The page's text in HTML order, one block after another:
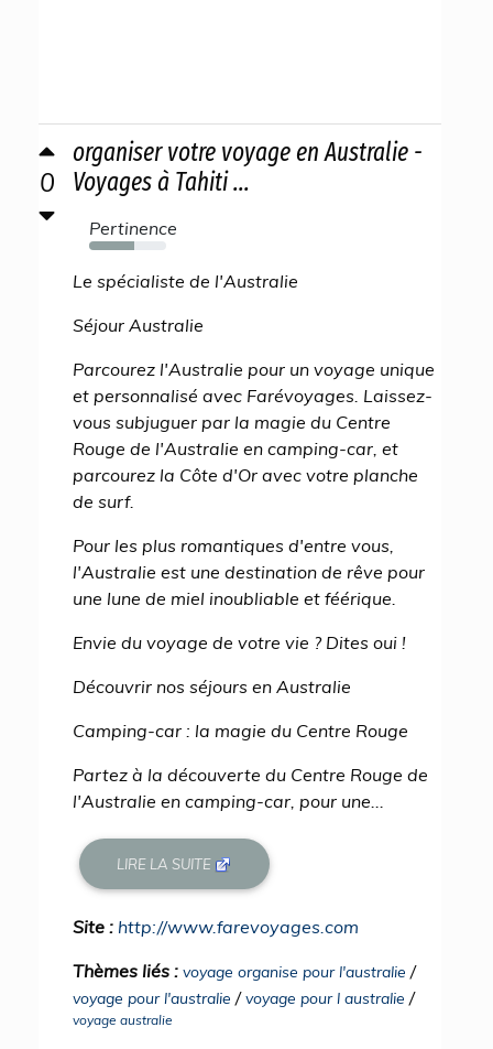
0
organiser votre voyage en Australie -
Voyages à Tahiti ...
Pertinence
59%
Le spécialiste de l'Australie
Séjour Australie
Parcourez l'Australie pour un voyage unique
et personnalisé avec Farévoyages. Laissez-
vous subjuguer par la magie du Centre
Rouge de l'Australie en camping-car, et
parcourez la Côte d'Or avec votre planche
de surf.
Pour les plus romantiques d'entre vous,
l'Australie est une destination de rêve pour
une lune de miel inoubliable et féérique.
Envie du voyage de votre vie ? Dites oui !
Découvrir nos séjours en Australie
Camping-car : la magie du Centre Rouge
Partez à la découverte du Centre Rouge de
l'Australie en camping-car, pour une...
LIRE LA SUITE
Site : http://www.farevoyages.com
Thèmes liés : voyage organise pour l'australie /
voyage pour l'australie /voyage pour l australie /
voyage australie